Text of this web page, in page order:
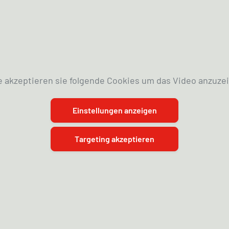
akzeptieren sie folgende Cookies um das Video
Einstellungen anzeigen
Targeting akzeptieren